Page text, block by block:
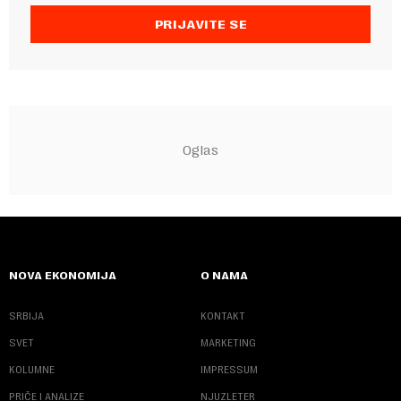
PRIJAVITE SE
NOVA EKONOMIJA
SRBIJA
SVET
KOLUMNE
PRIČE I ANALIZE
O NAMA
KONTAKT
MARKETING
IMPRESSUM
NJUZLETER